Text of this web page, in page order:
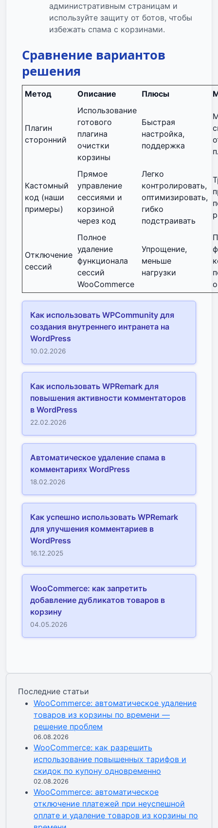
административным страницам и
используйте защиту от ботов, чтобы
избежать спама с корзинами.
Сравнение вариантов
решения
Метод Описание Плюсы
Плагин
сторонний
Использование
готового
плагина
очистки
корзины
Быстрая
настройка,
поддержка
Кастомный
код (наши
примеры)
Прямое
управление
сессиями и
корзиной
через код
Легко
контролировать,
оптимизировать,
гибко
подстраивать
Отключение
сессий
Полное
удаление
функционала
сессий
WooCommerce
Упрощение,
меньше
нагрузки
Как использовать WPCommunity для
создания внутреннего интранета на
WordPress
10.02.2026
Как использовать WPRemark для
повышения активности комментаторов
в WordPress
22.02.2026
Автоматическое удаление спама в
комментариях WordPress
18.02.2026
Как успешно использовать WPRemark
для улучшения комментариев в
WordPress
16.12.2025
WooCommerce: как запретить
добавление дубликатов товаров в
корзину
04.05.2026
Последние статьи
WooCommerce: автоматическое удаление
товаров из корзины по времени —
решение проблем
06.08.2026
WooCommerce: как разрешить
использование повышенных тарифов и
скидок по купону одновременно
02.08.2026
WooCommerce: автоматическое
отключение платежей при неуспешной
оплате и удаление товаров из корзины по